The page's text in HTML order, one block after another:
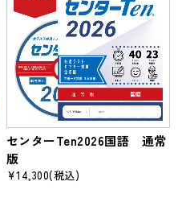
センターTen2026国語 通常
版
¥14,300(税込)